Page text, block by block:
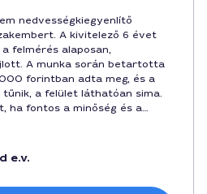
nedvességkiegyenlítő
A kivitelező 6 évet
felmérés alaposan,
A munka során betartotta
forintban adta meg, és a
a felület láthatóan sima.
ha fontos a minőség és a
e.v.